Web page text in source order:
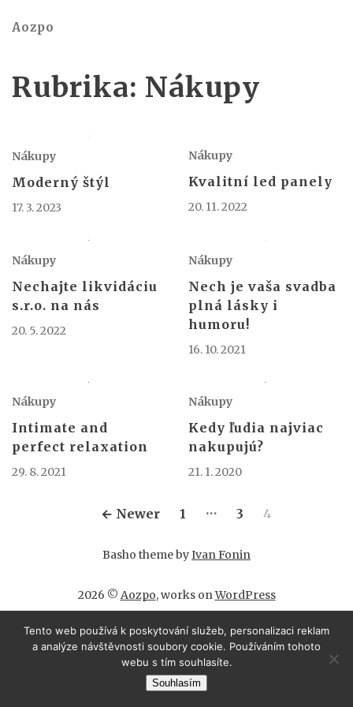
Aozpo
Rubrika: Nákupy
Nákupy
Moderný štýl
17. 3. 2023
Nákupy
Kvalitní led panely
20. 11. 2022
Nákupy
Nechajte likvidáciu
s.r.o. na nás
20. 5. 2022
Nákupy
Nech je vaša svadba
plná lásky i
humoru!
16. 10. 2021
Nákupy
Intimate and
perfect relaxation
29. 8. 2021
Nákupy
Kedy ľudia najviac
nakupujú?
21. 1. 2020
Stránkování
příspěvků
← Newer 1 … 3 4
2026 © Aozpo, works onWordPress
Basho theme byIvan Fonin
Tento web používá k poskytování služeb, personalizaci reklam
a analýze návštěvnosti soubory cookie. Používáním tohoto
webu s tím souhlasíte.
Souhlasím